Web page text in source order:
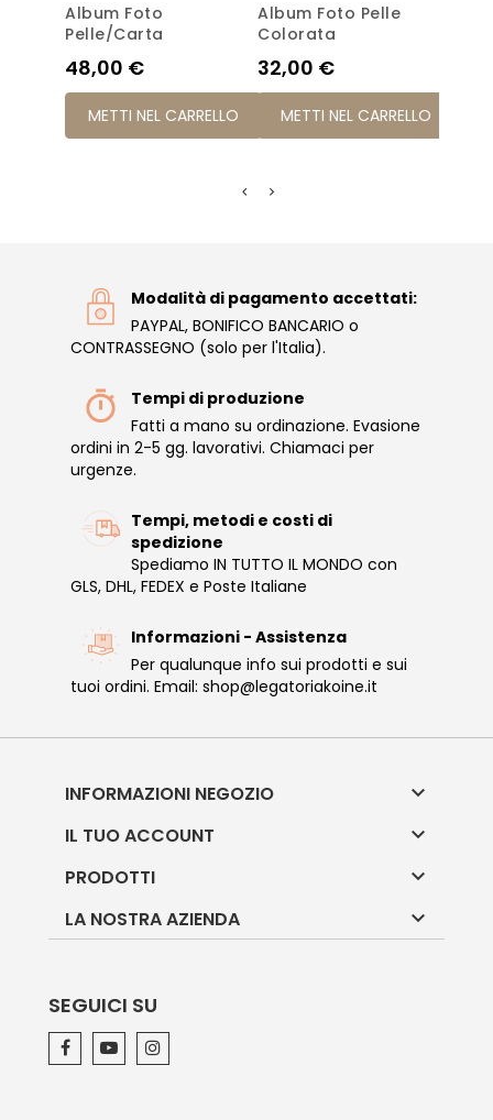
Album Foto
Pelle/carta
Prezzo
48,00 €
METTI NEL CARRELLO
Album Foto Pelle
Colorata
Prezzo
32,00 €
METTI NEL CARRELLO
Modalità di pagamento accettati:
PAYPAL, BONIFICO BANCARIO o
CONTRASSEGNO (solo per l'Italia).
Tempi di produzione
Fatti a mano su ordinazione. Evasione
ordini in 2-5 gg. lavorativi. Chiamaci per
urgenze.
Tempi, metodi e costi di
spedizione
Spediamo IN TUTTO IL MONDO con
GLS, DHL, FEDEX e Poste Italiane
Informazioni - Assistenza
Per qualunque info sui prodotti e sui
tuoi ordini. Email: shop@legatoriakoine.it
INFORMAZIONI NEGOZIO 
IL TUO ACCOUNT 
PRODOTTI 
LA NOSTRA AZIENDA 
SEGUICI SU